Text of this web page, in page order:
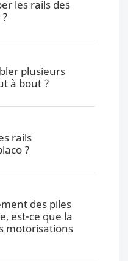
les rails des
plusieurs
à bout ?
rails
?
des piles
est-ce que la
motorisations